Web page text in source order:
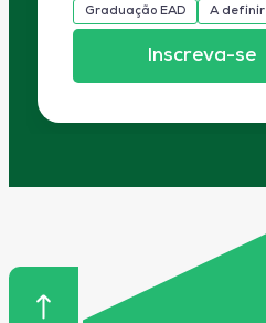
Graduação EAD A definir
Inscreva-se